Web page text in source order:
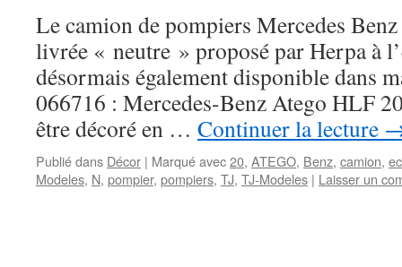
Le camion de pompiers Mercedes
livrée « neutre » proposé par Herpa à
désormais également disponible dans
066716 : Mercedes-Benz Atego HLF
être décoré en … Continuer la lecture
Publié dans Décor | Marqué avec20, ATEGO, Benz, camion,
Modeles, N, pompier, pompiers, TJ, TJ-Modeles | Laisser un